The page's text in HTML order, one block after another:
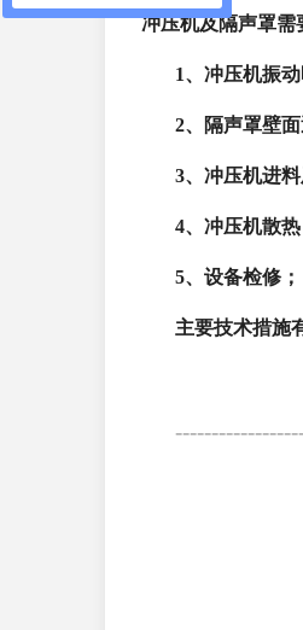
冲压机及隔声罩需
1、 冲压机振动
2、 隔声罩壁
3、 冲压机进料
4、 冲压机散热
5、 设备检修；
主要技术措施